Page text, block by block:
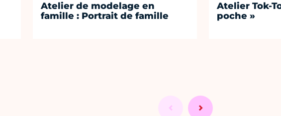
Atelier de modelage en
famille : Portrait de famille
Atelier Tok-
poche »